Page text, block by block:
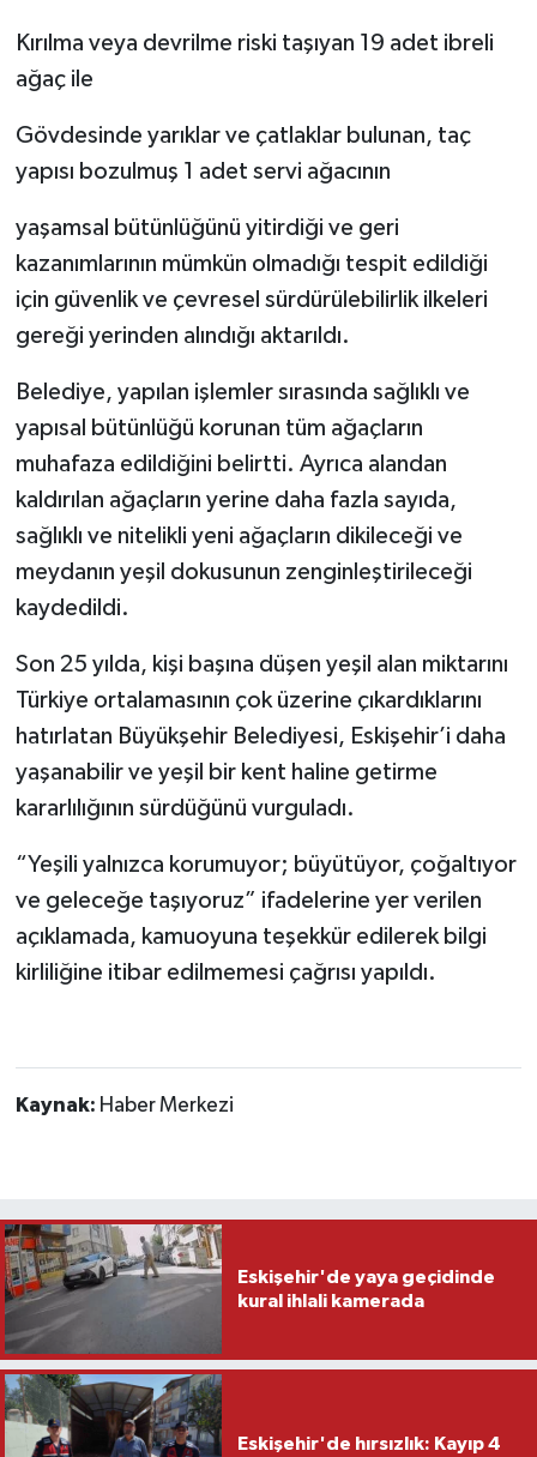
Kırılma veya devrilme riski taşıyan 19 adet ibreli
ağaç ile
Gövdesinde yarıklar ve çatlaklar bulunan, taç
yapısı bozulmuş 1 adet servi ağacının
yaşamsal bütünlüğünü yitirdiği ve geri
kazanımlarının mümkün olmadığı tespit edildiği
için güvenlik ve çevresel sürdürülebilirlik ilkeleri
gereği yerinden alındığı aktarıldı.
Belediye, yapılan işlemler sırasında sağlıklı ve
yapısal bütünlüğü korunan tüm ağaçların
muhafaza edildiğini belirtti. Ayrıca alandan
kaldırılan ağaçların yerine daha fazla sayıda,
sağlıklı ve nitelikli yeni ağaçların dikileceği ve
meydanın yeşil dokusunun zenginleştirileceği
kaydedildi.
Son 25 yılda, kişi başına düşen yeşil alan miktarını
Türkiye ortalamasının çok üzerine çıkardıklarını
hatırlatan Büyükşehir Belediyesi, Eskişehir’i daha
yaşanabilir ve yeşil bir kent haline getirme
kararlılığının sürdüğünü vurguladı.
“Yeşili yalnızca korumuyor; büyütüyor, çoğaltıyor
ve geleceğe taşıyoruz” ifadelerine yer verilen
açıklamada, kamuoyuna teşekkür edilerek bilgi
kirliliğine itibar edilmemesi çağrısı yapıldı.
Kaynak: Haber Merkezi
Eskişehir'de yaya geçidinde
kural ihlali kamerada
Eskişehir'de hırsızlık: Kayıp 4